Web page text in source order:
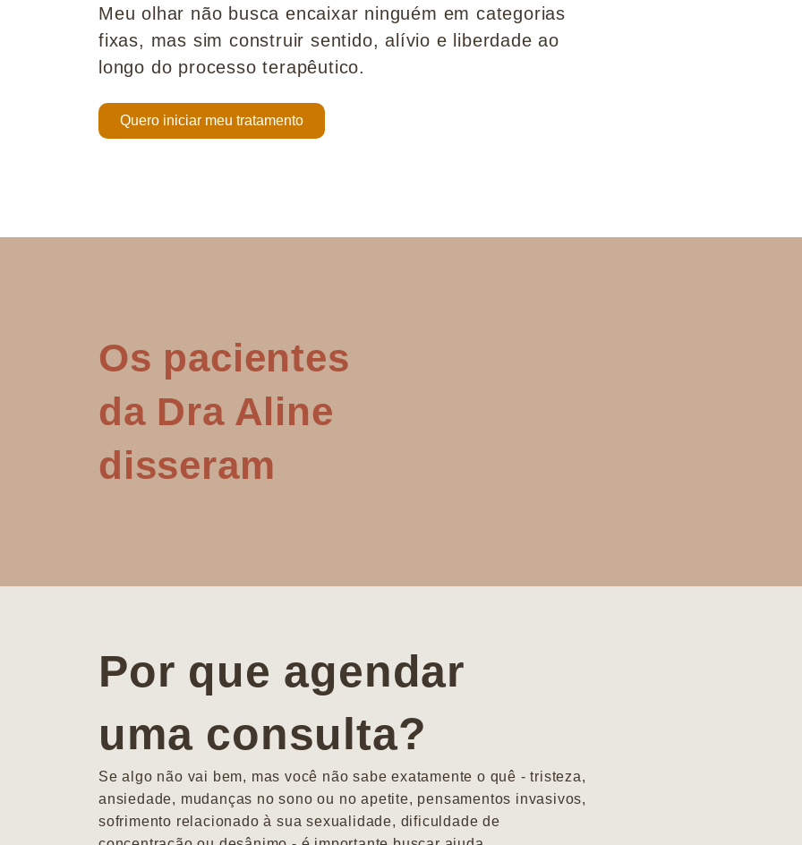
Meu olhar não busca encaixar ninguém em categorias
fixas, mas sim construir sentido, alívio e liberdade ao
longo do processo terapêutico.
Quero iniciar meu tratamento
Os pacientes
da Dra Aline
disseram
Por que agendar
uma consulta?
Se algo não vai bem, mas você não sabe exatamente o quê - tristeza,
ansiedade, mudanças no sono ou no apetite, pensamentos invasivos,
sofrimento relacionado à sua sexualidade, dificuldade de